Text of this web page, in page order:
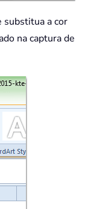
substitua a cor
na captura de